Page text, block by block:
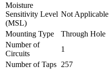
Moisture
Sensitivity Level
(MSL)
Not Applicable
Mounting Type
Through Hole
Number of
Circuits
1
Number of Taps 257